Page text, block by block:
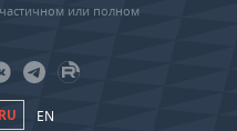
или полном
RU EN